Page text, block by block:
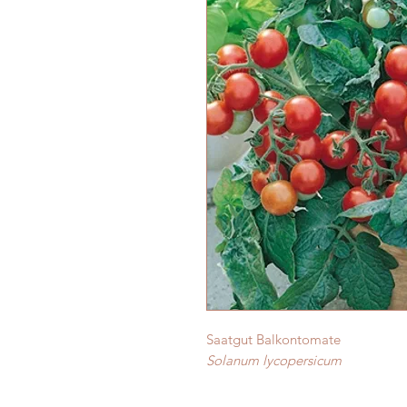
Saatgut Balkontomate
Solanum lycopersicum